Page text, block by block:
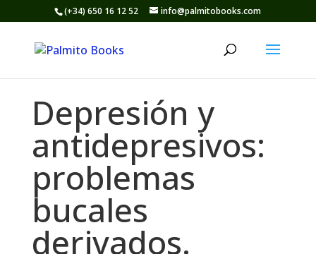
(+34) 650 16 12 52 info@palmitobooks.com
Depresión y
antidepresivos:
problemas
bucales
derivados.